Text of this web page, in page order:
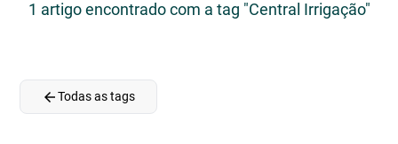
1 artigo encontrado com a tag "Central Irrigação"
arrow_backTodas as tags